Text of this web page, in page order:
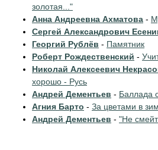
золотая..."
Анна Андреевна Ахматова -
Сергей Александрович
Георгий Рублёв - Памятник
Роберт Рождественский -
Николай Алексеевич
хорошо - Русь
Андрей Дементьев - Баллада
Агния Барто - За цветами в
Андрей Дементьев - "Не